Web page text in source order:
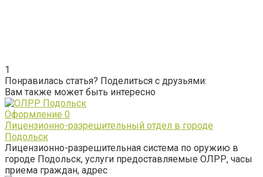
1
Понравилась статья? Поделиться с друзьями:
Вам также может быть интересно
Оформление 0
Лицензионно-разрешительный отдел в городе
Подольск
Лицензионно-разрешительная система по оружию в
городе Подольск, услуги предоставляемые ОЛРР, часы
приема граждан, адрес